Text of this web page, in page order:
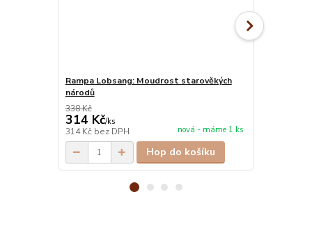
Rampa Lobsang: Moudrost starověkých
národů
338 Kč
314 Kč/ks
314 Kč bez DPH nová - máme 1 ks
Hop do košíku